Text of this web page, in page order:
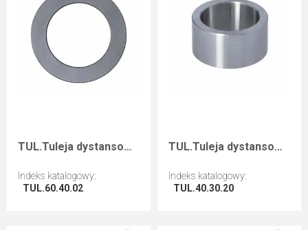
TUL.Tuleja dystansowa D=60 F=40 I=2
Indeks katalogowy:
TUL.60.40.02
TUL.Tuleja dystansowa D=40 F=30 I=20
Indeks katalogowy:
TUL.40.30.20